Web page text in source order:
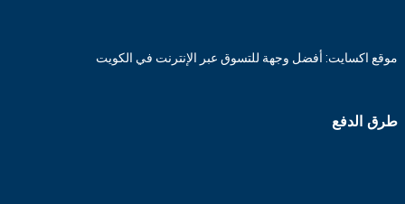
موقع اكسايت: أفضل وجهة للتسوق عبر الإنترنت في الكويت
طرق الدفع